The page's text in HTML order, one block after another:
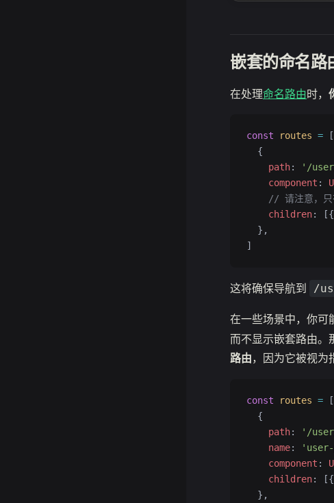
嵌套的命名路
在处理命名路由时，
const routes = [
  {
    path
: '/
    component
:
// 请注意，只
    children
: [{
  },
]
这将确保导航到 /
在一些场景中，你可
而不显示嵌套路由。
路由，因为它被视为
const routes = [
  {
    path
: '/
    name
:
    component
:
    children
: [{
  },